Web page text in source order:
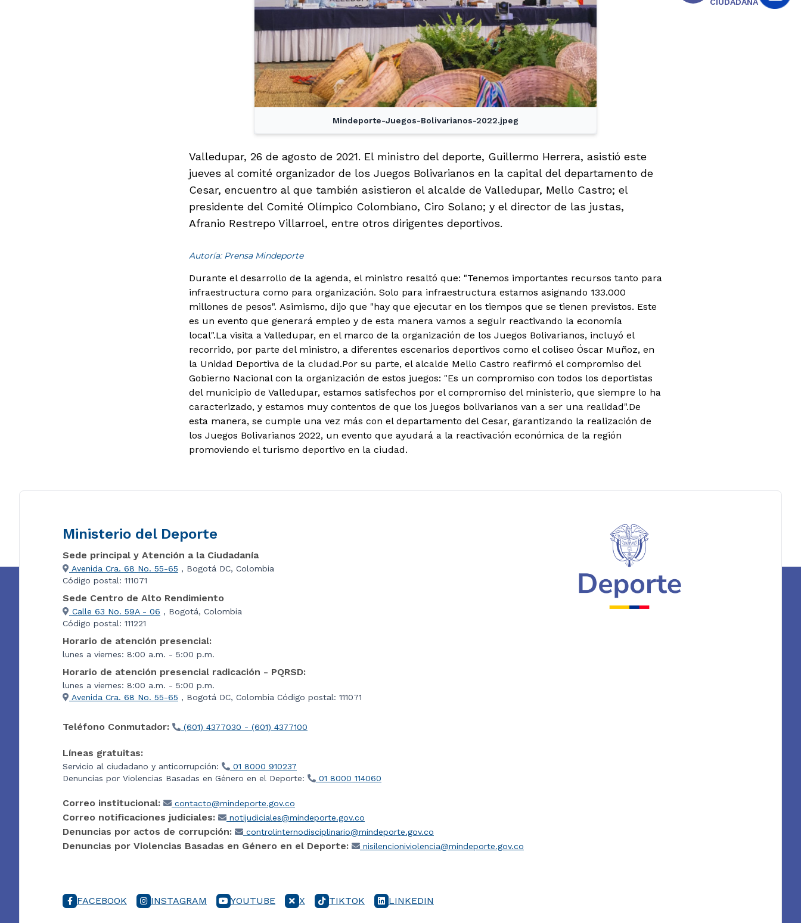
Mindeporte-Juegos-Bolivarianos-2022.jpeg
Valledupar, 26 de agosto de 2021. El ministro del deporte, Guillermo Herrera, asistió este
jueves al comité organizador de los Juegos Bolivarianos en la capital del departamento de
Cesar, encuentro al que también asistieron el alcalde de Valledupar, Mello Castro; el
presidente del Comité Olímpico Colombiano, Ciro Solano; y el director de las justas,
Afranio Restrepo Villarroel, entre otros dirigentes deportivos.
Autoría: Prensa Mindeporte
Durante el desarrollo de la agenda, el ministro resaltó que: "Tenemos importantes recursos tanto para
infraestructura como para organización. Solo para infraestructura estamos asignando 133.000
millones de pesos". Asimismo, dijo que "hay que ejecutar en los tiempos que se tienen previstos. Este
es un evento que generará empleo y de esta manera vamos a seguir reactivando la economía
local".La visita a Valledupar, en el marco de la organización de los Juegos Bolivarianos, incluyó el
recorrido, por parte del ministro, a diferentes escenarios deportivos como el coliseo Óscar Muñoz, en
la Unidad Deportiva de la ciudad.Por su parte, el alcalde Mello Castro reafirmó el compromiso del
Gobierno Nacional con la organización de estos juegos: "Es un compromiso con todos los deportistas
del municipio de Valledupar, estamos satisfechos por el compromiso del ministerio, que siempre lo ha
caracterizado, y estamos muy contentos de que los juegos bolivarianos van a ser una realidad".De
esta manera, se cumple una vez más con el departamento del Cesar, garantizando la realización de
los Juegos Bolivarianos 2022, un evento que ayudará a la reactivación económica de la región
promoviendo el turismo deportivo en la ciudad.
Ministerio del Deporte
Sede principal y Atención a la Ciudadanía
Avenida Cra. 68 No. 55-65 , Bogotá DC, Colombia
Código postal: 111071
Sede Centro de Alto Rendimiento
Calle 63 No. 59A - 06 , Bogotá, Colombia
Código postal: 111221
Horario de atención presencial:
lunes a viernes: 8:00 a.m. - 5:00 p.m.
Horario de atención presencial radicación - PQRSD:
lunes a viernes: 8:00 a.m. - 5:00 p.m.
Avenida Cra. 68 No. 55-65 , Bogotá DC, Colombia Código postal: 111071
Teléfono Conmutador: (601) 4377030 - (601) 4377100
Líneas gratuitas:
Servicio al ciudadano y anticorrupción:
01 8000 910237
Denuncias por Violencias Basadas en Género en el Deporte:
01 8000 114060
Correo institucional: contacto@mindeporte.gov.co
Correo notificaciones judiciales: notijudiciales@mindeporte.gov.co
Denuncias por actos de corrupción: controlinternodisciplinario@mindeporte.gov.co
Denuncias por Violencias Basadas en Género en el Deporte: nisilencioniviolencia@mindeporte.gov.co
FACEBOOK INSTAGRAM YOUTUBE X TIKTOK LINKEDIN